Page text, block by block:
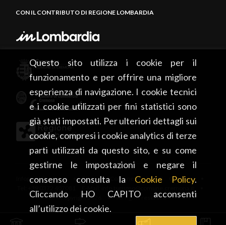
Questo sito utilizza i cookie per il
funzionamento e per offrire una migliore
esperienza di navigazione. I cookie tecnici
e i cookie utilizzati per fini statistici sono
già stati impostati. Per ulteriori dettagli sui
cookie, compresi i cookie analytics di terze
parti utilizzati da questo sito, e su come
gestirne le impostazioni e negare il
consenso consulta la Cookie Policy.
Cliccando HO CAPITO acconsenti
all’utilizzo dei cookie.
CON IL CONTRIBUTO DI REGIONE LOMBARDIA
Infopoint Cremona • Piazza del Comune, 5 – 26100 Cremona •
Copyright 2026 • All rights reserved